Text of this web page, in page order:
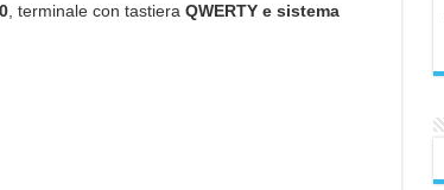
, terminale con tastiera QWERTY e sistema